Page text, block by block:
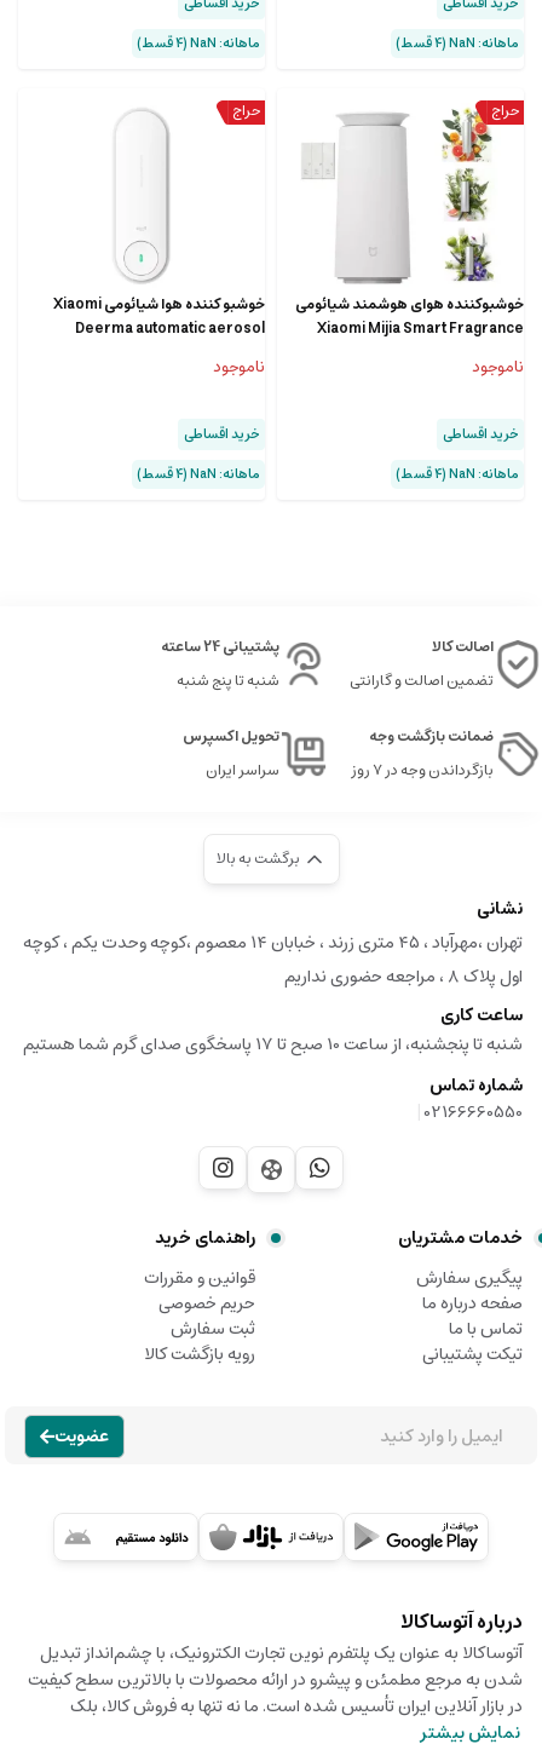
ماهانه: NaN (۴ قسط)
ماهانه: NaN (۴ قسط)
خوشبوکننده هوای هوشمند شیائومی
Xiaomi Mijia Smart Fragrance
ناموجود
خرید اقساطی
ماهانه: NaN (۴ قسط)
خوشبو کننده هوا شیائومی Xiaomi
Deerma automatic aerosol
ناموجود
خرید اقساطی
ماهانه: NaN (۴ قسط)
اصالت کالا
تضمین اصالت و گارانتی
پشتیبانی 24 ساعته
شنبه تا پنج شنبه
ضمانت بازگشت وجه
بازگرداندن وجه در ۷ روز
تحویل اکسپرس
سراسر ایران
برگشت به بالا
نشانی
تهران ،مهرآباد ، ۴۵ متری زرند ، خبابان ۱۴ معصوم ،کوچه وحدت یکم ، کوچه
اول پلاک ۸ ، مراجعه حضوری نداریم
ساعت کاری
شنبه تا پنجشنبه، از ساعت 10 صبح تا 17 پاسخگوی صدای گرم شما هستیم
شماره تماس
02166660550
|
خدمات مشتریان
پیگیری سفارش
صفحه درباره ما
تماس با ما
تیکت پشتیبانی
راهنمای خرید
قوانین و مقررات
حریم خصوصی
ثبت سفارش
رویه بازگشت کالا
عضویت
درباره آتوساکالا
آتوساکالا به عنوان یک پلتفرم نوین تجارت الکترونیک، با چشم‌انداز تبدیل
شدن به مرجع مطمئن و پیشرو در ارائه محصولات با بالاترین سطح کیفیت
در بازار آنلاین ایران تأسیس شده است. ما نه تنها به فروش کالا، بلک
نمایش بیشتر